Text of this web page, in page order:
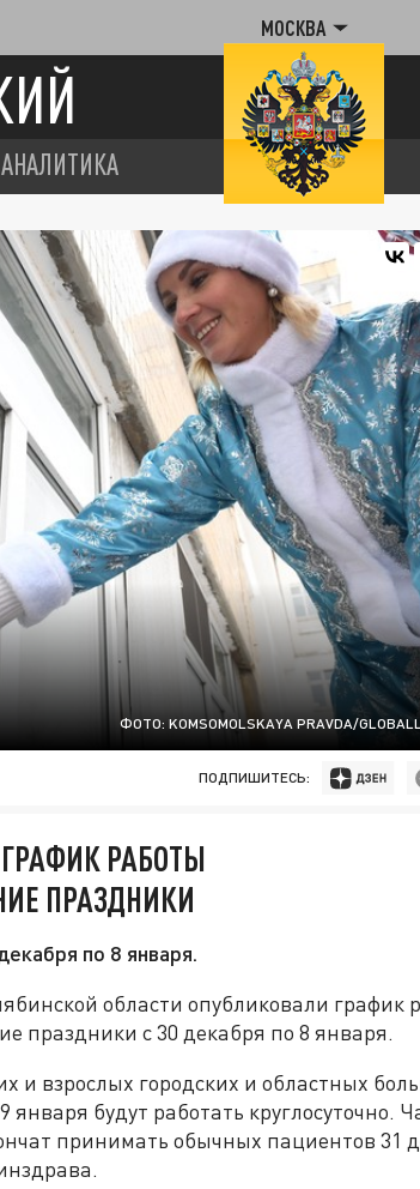
МОСКВА
АНАЛИТИКА
ФОТО: KOMSOMOLSKAYA PRAVDA/
ПОДПИШИТЕСЬ:
РАБОТЫ
ПРАЗДНИКИ
по 8 января.
области опубликовали график
праздники с 30 декабря по 8 января.
взрослых городских и областных
будут работать круглосуточно.
принимать обычных пациентов 31